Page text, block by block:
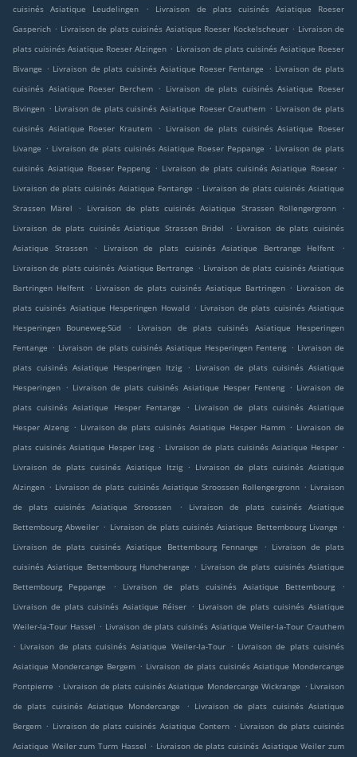
cuisinés Asiatique Leudelingen
.
Livraison de plats cuisinés Asiatique Roeser
Gasperich . Livraison de plats cuisinés Asiatique Roeser Kockelscheuer . Livraison de
plats cuisinés Asiatique Roeser Alzingen . Livraison de plats cuisinés Asiatique Roeser
Bivange . Livraison de plats cuisinés Asiatique Roeser Fentange . Livraison de plats
cuisinés Asiatique Roeser Berchem . Livraison de plats cuisinés Asiatique Roeser
Bivingen . Livraison de plats cuisinés Asiatique Roeser Crauthem . Livraison de plats
cuisinés Asiatique Roeser Krautem
. Livraison de plats cuisinés Asiatique Roeser
Livange . Livraison de plats cuisinés Asiatique Roeser Peppange . Livraison de plats
cuisinés Asiatique Roeser Peppeng . Livraison de plats cuisinés Asiatique Roeser .
Livraison de plats cuisinés Asiatique Fentange . Livraison de plats cuisinés Asiatique
Strassen Märel
. Livraison de plats cuisinés Asiatique Strassen Rollengergronn
.
Livraison de plats cuisinés Asiatique Strassen Bridel
. Livraison de plats cuisinés
Asiatique Strassen
. Livraison de plats cuisinés Asiatique Bertrange Helfent
.
Livraison de plats cuisinés Asiatique Bertrange . Livraison de plats cuisinés Asiatique
Bartringen Helfent . Livraison de plats cuisinés Asiatique Bartringen . Livraison de
plats cuisinés Asiatique Hesperingen Howald . Livraison de plats cuisinés Asiatique
Hesperingen Bouneweg-Süd
.
Livraison de plats cuisinés Asiatique Hesperingen
Fentange . Livraison de plats cuisinés Asiatique Hesperingen Fenteng . Livraison de
plats cuisinés Asiatique Hesperingen Itzig
. Livraison de plats cuisinés Asiatique
Hesperingen . Livraison de plats cuisinés Asiatique Hesper Fenteng . Livraison de
plats cuisinés Asiatique Hesper Fentange
. Livraison de plats cuisinés Asiatique
Hesper Alzeng . Livraison de plats cuisinés Asiatique Hesper Hamm . Livraison de
plats cuisinés Asiatique Hesper Izeg . Livraison de plats cuisinés Asiatique Hesper .
Livraison de plats cuisinés Asiatique Itzig
. Livraison de plats cuisinés Asiatique
Alzingen . Livraison de plats cuisinés Asiatique Stroossen Rollengergronn . Livraison
de plats cuisinés Asiatique Stroossen
.
Livraison de plats cuisinés Asiatique
Bettembourg Abweiler . Livraison de plats cuisinés Asiatique Bettembourg Livange .
Livraison de plats cuisinés Asiatique Bettembourg Fennange
. Livraison de plats
cuisinés Asiatique Bettembourg Huncherange . Livraison de plats cuisinés Asiatique
Bettembourg Peppange
. Livraison de plats cuisinés Asiatique Bettembourg
.
Livraison de plats cuisinés Asiatique Réiser . Livraison de plats cuisinés Asiatique
Weiler-la-Tour Hassel . Livraison de plats cuisinés Asiatique Weiler-la-Tour Crauthem
. Livraison de plats cuisinés Asiatique Weiler-la-Tour . Livraison de plats cuisinés
Asiatique Mondercange Bergem . Livraison de plats cuisinés Asiatique Mondercange
Pontpierre . Livraison de plats cuisinés Asiatique Mondercange Wickrange . Livraison
de plats cuisinés Asiatique Mondercange
. Livraison de plats cuisinés Asiatique
Bergem . Livraison de plats cuisinés Asiatique Contern . Livraison de plats cuisinés
Asiatique Weiler zum Turm Hassel . Livraison de plats cuisinés Asiatique Weiler zum